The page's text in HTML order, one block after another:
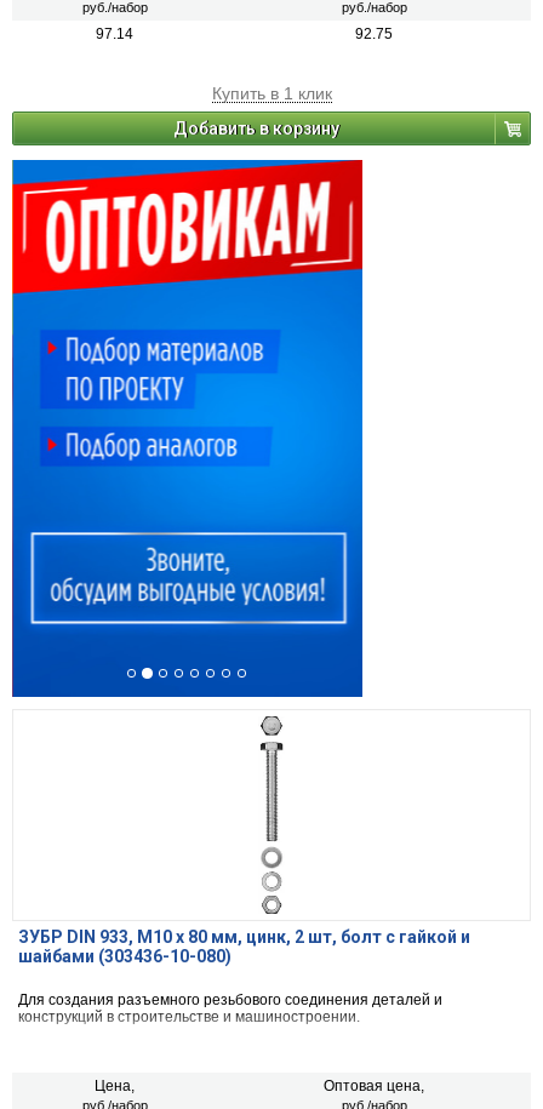
руб./набор руб./набор
97.14 92.75
Купить в 1 клик
Добавить в корзину
ЗУБР DIN 933, M10 х 80 мм, цинк, 2 шт, болт с гайкой и
шайбами (303436-10-080)
Для создания разъемного резьбового соединения деталей и
конструкций в строительстве и машиностроении.
Цена,
руб./набор
Оптовая цена,
руб./набор